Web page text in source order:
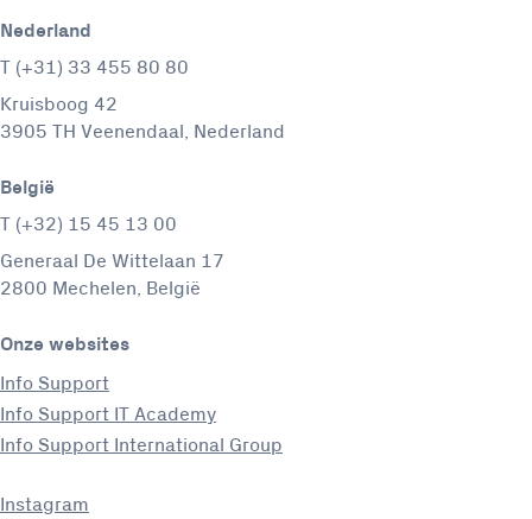
Nederland
T (+31) 33 455 80 80
Kruisboog 42
3905 TH Veenendaal, Nederland
België
T (+32) 15 45 13 00
Generaal De Wittelaan 17
2800 Mechelen, België
Onze websites
Info Support
Info Support IT Academy
Info Support International Group
Instagram